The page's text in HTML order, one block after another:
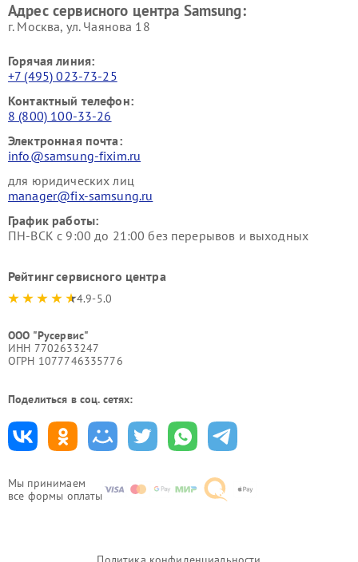
Мы принимаем
все формы оплаты
Адрес сервисного центра Samsung:
г. Москва, ул. Чаянова 18
Горячая линия:
+7 (495) 023-73-25
Контактный телефон:
8 (800) 100-33-26
Электронная почта:
info@samsung-fixim.ru
для юридических лиц
manager@fix-samsung.ru
График работы:
ПН-ВСК с 9:00 до 21:00 без перерывов и выходных
Рейтинг сервисного центра
4.9-5.0
ООО "Русервис"
ИНН 7702633247
ОГРН 1077746335776
Поделиться в соц. сетях: